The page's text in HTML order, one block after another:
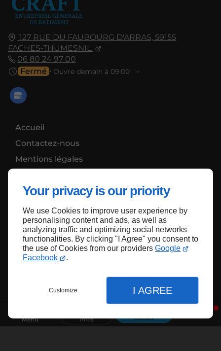
Your privacy is our priority
We use Cookies to improve user experience by
personalising content and ads, as well as
analyzing traffic and optimizing social networks
functionalities. By clicking "I Agree" you consent to
the use of Cookies from our providers Google
Facebook
.
Customize I AGREE
Menu Infos Contact
127 RUE DU FAUBOURG D'ARRAS, 59155
FACHES-THUMESNIL
06 80 24 97 00
Fermé ⋅ Ouvre demain à 09:00
Accueil
Contactez-nous
Mentions légales
Haut de page